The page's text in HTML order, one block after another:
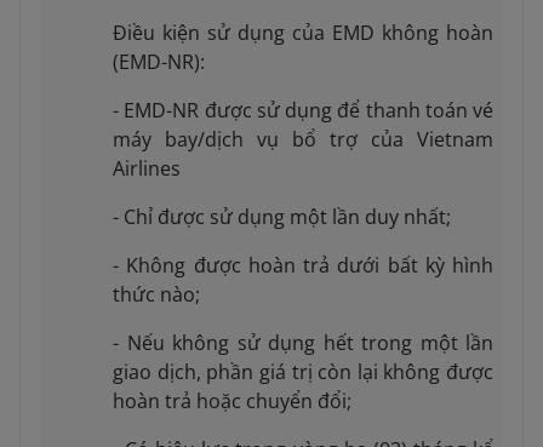
Điều kiện sử dụng của EMD không hoàn
(EMD-NR):
- EMD-NR được sử dụng để thanh toán vé
máy bay/dịch vụ bổ trợ của Vietnam
Airlines
- Chỉ được sử dụng một lần duy nhất;
- Không được hoàn trả dưới bất kỳ hình
thức nào;
- Nếu không sử dụng hết trong một lần
giao dịch, phần giá trị còn lại không được
hoàn trả hoặc chuyển đổi;